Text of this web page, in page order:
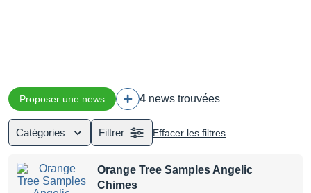
Proposer une news 4 news trouvées
Catégories Filtrer Effacer les filtres
Orange Tree Samples Angelic
Chimes